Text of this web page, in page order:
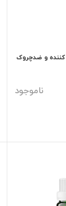
و ضدچروک
ناموجود